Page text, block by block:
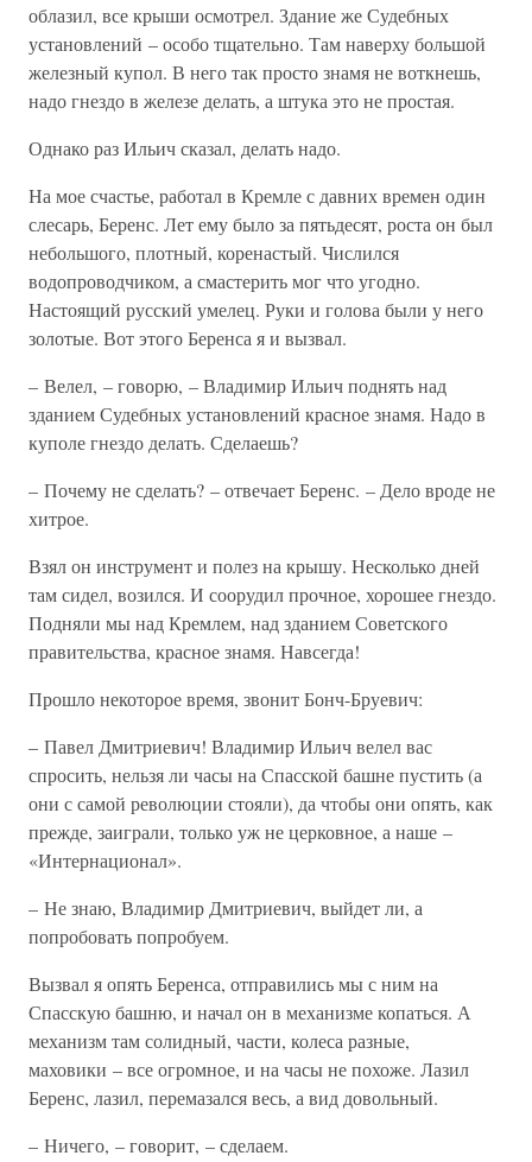
облазил, все крыши осмотрел. Здание же Судебных
установлений – особо тщательно. Там наверху большой
железный купол. В него так просто знамя не воткнешь,
надо гнездо в железе делать, а штука это не простая.
Однако раз Ильич сказал, делать надо.
На мое счастье, работал в Кремле с давних времен один
слесарь, Беренс. Лет ему было за пятьдесят, роста он был
небольшого, плотный, коренастый. Числился
водопроводчиком, а смастерить мог что угодно.
Настоящий русский умелец. Руки и голова были у него
золотые. Вот этого Беренса я и вызвал.
– Велел, – говорю, – Владимир Ильич поднять над
зданием Судебных установлений красное знамя. Надо в
куполе гнездо делать. Сделаешь?
– Почему не сделать? – отвечает Беренс. – Дело вроде не
хитрое.
Взял он инструмент и полез на крышу. Несколько дней
там сидел, возился. И соорудил прочное, хорошее гнездо.
Подняли мы над Кремлем, над зданием Советского
правительства, красное знамя. Навсегда!
Прошло некоторое время, звонит Бонч-Бруевич:
– Павел Дмитриевич! Владимир Ильич велел вас
спросить, нельзя ли часы на Спасской башне пустить (а
они с самой революции стояли), да чтобы они опять, как
прежде, заиграли, только уж не церковное, а наше –
«Интернационал».
– Не знаю, Владимир Дмитриевич, выйдет ли, а
попробовать попробуем.
Вызвал я опять Беренса, отправились мы с ним на
Спасскую башню, и начал он в механизме копаться. А
механизм там солидный, части, колеса разные,
маховики – все огромное, и на часы не похоже. Лазил
Беренс, лазил, перемазался весь, а вид довольный.
– Ничего, – говорит, – сделаем.